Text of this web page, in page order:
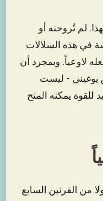
لم تُروحنه أو
في هذه السلالات
لاوعياً. وبمجرد أن
يوغيني - ليست
يمكنه المنح
من القرنين السابع